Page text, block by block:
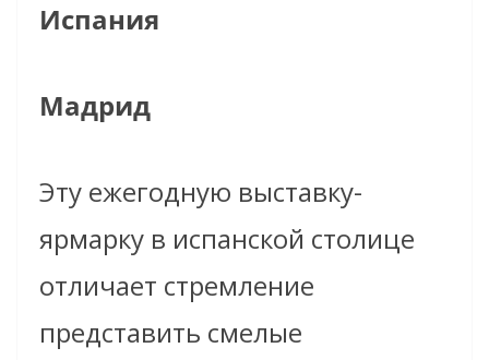
Испания
Мадрид
Эту ежегодную выставку-
ярмарку в испанской столице
отличает стремление
представить смелые